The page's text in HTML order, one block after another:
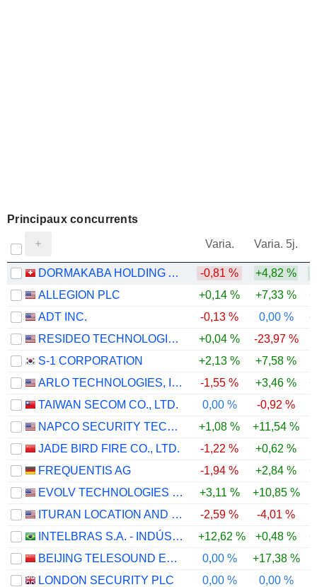
Principaux concurrents
Varia. Varia. 5j.
DORMAKABA HOLDING AG
-0,81 % +4,82 %
ALLEGION PLC
+0,14 % +7,33 %
ADT INC.
-0,13 % 0,00 %
RESIDEO TECHNOLOGIES, INC.
+0,04 % -23,97 %
S-1 CORPORATION
+2,13 % +7,58 %
ARLO TECHNOLOGIES, INC.
-1,55 % +3,46 %
TAIWAN SECOM CO., LTD.
0,00 % -0,92 %
NAPCO SECURITY TECHNOLOGIES, INC.
+1,08 % +11,54 %
JADE BIRD FIRE CO., LTD.
-1,22 % +0,62 %
FREQUENTIS AG
-1,94 % +2,84 %
EVOLV TECHNOLOGIES HOLDINGS, INC.
+3,11 % +10,85 %
ITURAN LOCATION AND CONTROL LTD.
-2,59 % -4,01 %
INTELBRAS S.A. - INDÚSTRIA DE TELECOMUNICAÇÃO ELETRÔNICA BRASILEIRA
+12,62 % +0,48 %
BEIJING TELESOUND ELECTRONICS CO., LTD.
0,00 % +17,38 %
LONDON SECURITY PLC
0,00 % 0,00 %